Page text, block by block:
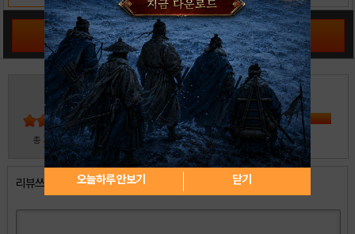
공략 커뮤니티 바로가기
3
총 30 명 참여
1
리뷰쓰기 오늘하루 안보기 닫기